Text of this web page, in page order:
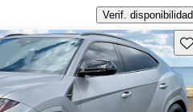
Verif. disponibilidad